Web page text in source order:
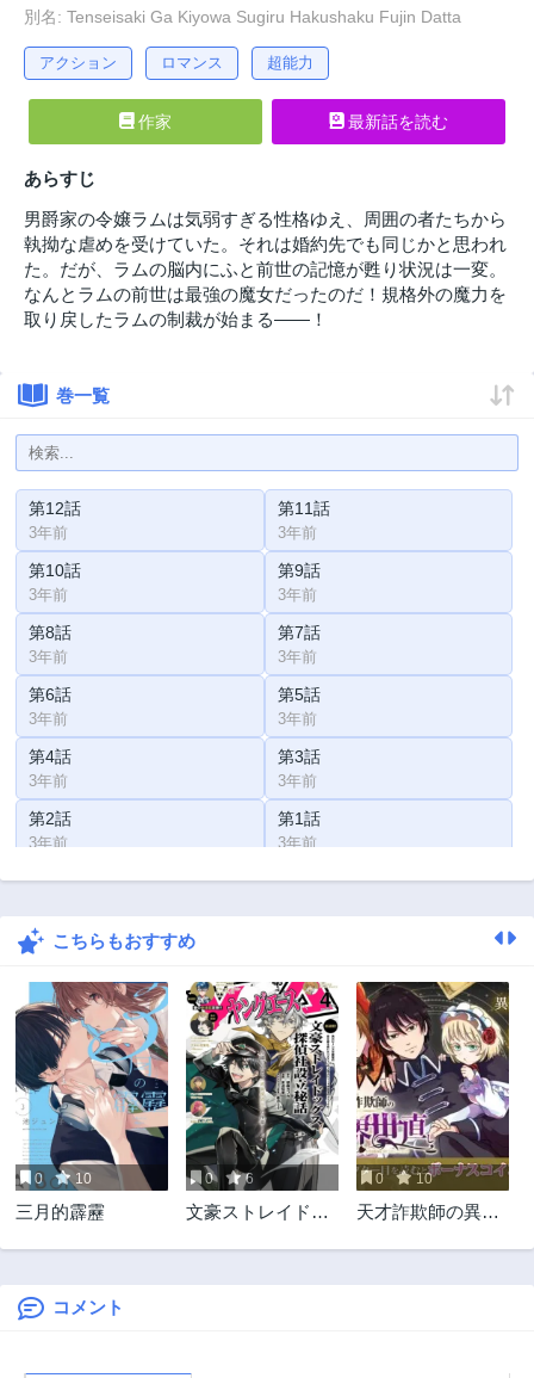
別名: Tenseisaki Ga Kiyowa Sugiru Hakushaku Fujin Datta
アクション ロマンス 超能力
作家 最新話を読む
あらすじ
男爵家の令嬢ラムは気弱すぎる性格ゆえ、周囲の者たちから
執拗な虐めを受けていた。それは婚約先でも同じかと思われ
た。だが、ラムの脳内にふと前世の記憶が甦り状況は一変。
なんとラムの前世は最強の魔女だったのだ！規格外の魔力を
取り戻したラムの制裁が始まる――！
巻一覧
第12話
3年前
第11話
3年前
第10話
3年前
第9話
3年前
第8話
3年前
第7話
3年前
第6話
3年前
第5話
3年前
第4話
3年前
第3話
3年前
第2話
3年前
第1話
3年前
こちらもおすすめ
0 10
三月的霹靂
0 6
文豪ストレイドッ
0 10
天才詐欺師の異世
コメント